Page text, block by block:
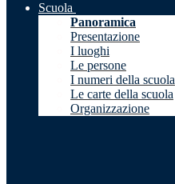
Scuola
Panoramica
Presentazione
I luoghi
Le persone
I numeri della scuola
Le carte della scuola
Organizzazione